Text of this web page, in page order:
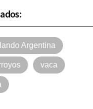
Argentina
vaca